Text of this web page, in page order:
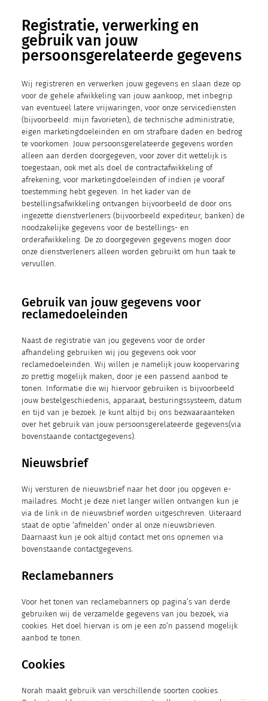
Registratie, verwerking en
gebruik van jouw
persoonsgerelateerde gegevens
Wij registreren en verwerken jouw gegevens en slaan deze op
voor de gehele afwikkeling van jouw aankoop, met inbegrip
van eventueel latere vrijwaringen, voor onze servicediensten
(bijvoorbeeld: mijn favorieten), de technische administratie,
eigen marketingdoeleinden en om strafbare daden en bedrog
te voorkomen. Jouw persoonsgerelateerde gegevens worden
alleen aan derden doorgegeven, voor zover dit wettelijk is
toegestaan, ook met als doel de contractafwikkeling of
afrekening, voor marketingdoeleinden of indien je vooraf
toestemming hebt gegeven. In het kader van de
bestellingsafwikkeling ontvangen bijvoorbeeld de door ons
ingezette dienstverleners (bijvoorbeeld expediteur, banken) de
noodzakelijke gegevens voor de bestellings- en
orderafwikkeling. De zo doorgegeven gegevens mogen door
onze dienstverleners alleen worden gebruikt om hun taak te
vervullen.
Gebruik van jouw gegevens voor
reclamedoeleinden
Naast de registratie van jou gegevens voor de order
afhandeling gebruiken wij jou gegevens ook voor
reclamedoeleinden. Wij willen je namelijk jouw koopervaring
zo prettig mogelijk maken, door je een passend aanbod te
tonen. Informatie die wij hiervoor gebruiken is bijvoorbeeld
jouw bestelgeschiedenis, apparaat, besturingssysteem, datum
en tijd van je bezoek. Je kunt altijd bij ons bezwaaraanteken
over het gebruik van jouw persoonsgerelateerde gegevens(via
bovenstaande contactgegevens).
Nieuwsbrief
Wij versturen de nieuwsbrief naar het door jou opgeven e-
mailadres. Mocht je deze niet langer willen ontvangen kun je
via de link in de nieuwsbrief worden uitgeschreven. Uiteraard
staat de optie ‘afmelden’ onder al onze nieuwsbrieven.
Daarnaast kun je ook altijd contact met ons opnemen via
bovenstaande contactgegevens.
Reclamebanners
Voor het tonen van reclamebanners op pagina’s van derde
gebruiken wij de verzamelde gegevens van jou bezoek, via
cookies. Het doel hiervan is om je een zo’n passend mogelijk
aanbod te tonen.
Cookies
Norah maakt gebruik van verschillende soorten cookies.